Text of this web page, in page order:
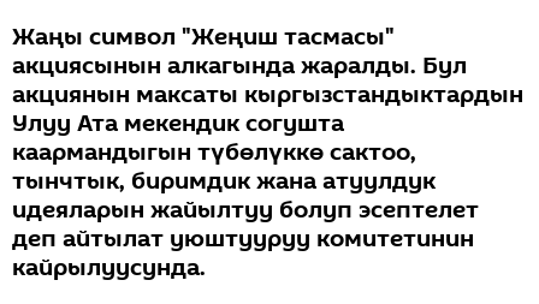
Жаңы символ "Жеңиш тасмасы"
акциясынын алкагында жаралды. Бул
акциянын максаты кыргызстандыктардын
Улуу Ата мекендик согушта
каармандыгын түбөлүккө сактоо,
тынчтык, биримдик жана атуулдук
идеяларын жайылтуу болуп эсептелет
деп айтылат уюштууруу комитетинин
кайрылуусунда.